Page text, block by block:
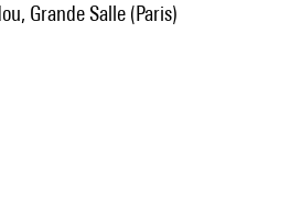
Grande Salle (Paris)